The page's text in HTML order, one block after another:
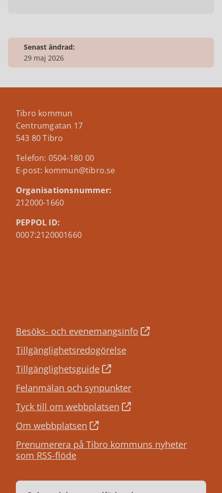
Senast ändrad:
29 maj 2026
Tibro kommun
Centrumgatan 17
543 80 Tibro
Telefon: 0504-180 00
E-post: kommun@tibro.se
Organisationsnummer:
212000-1660
PEPPOL ID:
0007:2120001660
Besöks- och evenemangsinfo
Tillgänglighetsredogörelse
Tillgänglighetsguide
Felanmälan och synpunkter
Tyck till om webbplatsen
Om webbplatsen
Prenumerera på Tibro kommuns nyheter
som RSS-flöde